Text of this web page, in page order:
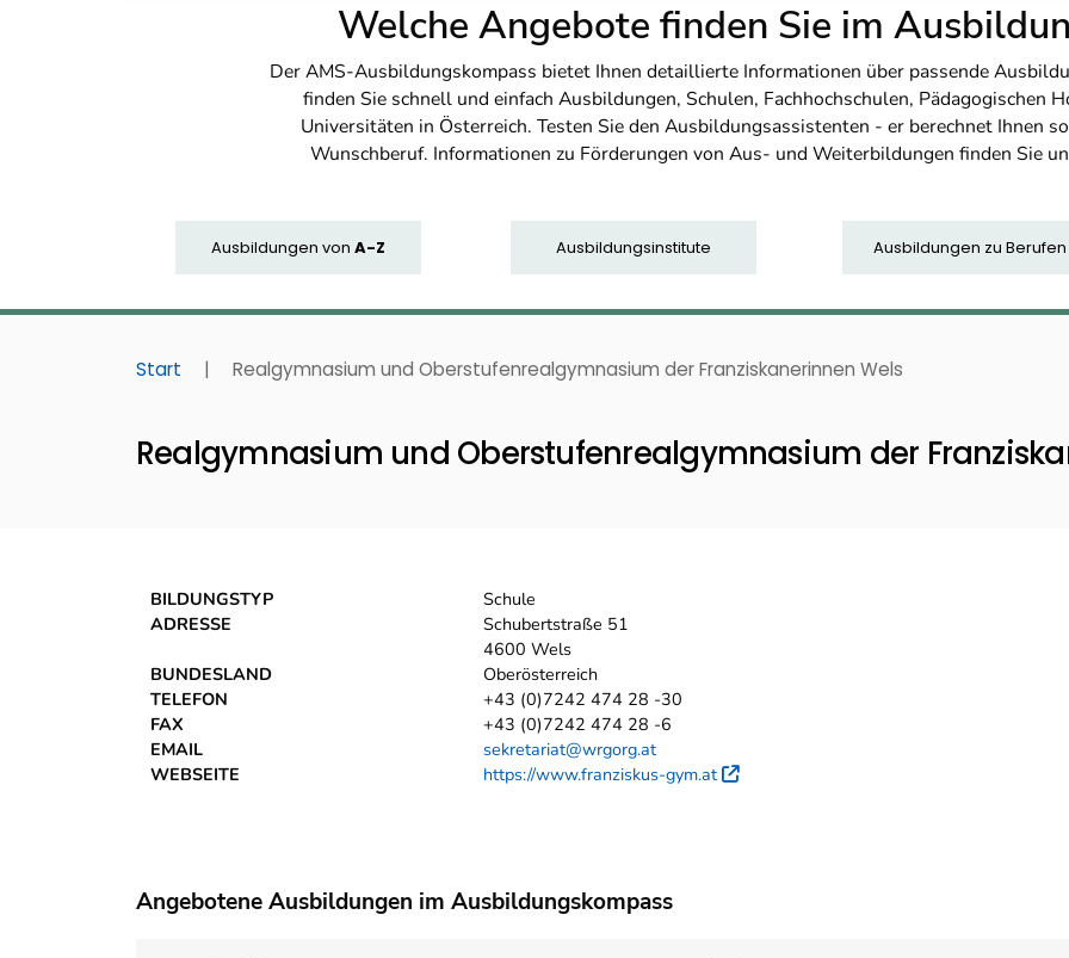
Welche Angebote finden Sie im
Der AMS-Ausbildungskompass bietet Ihnen detaillierte Informationen über passende
finden Sie schnell und einfach Ausbildungen, Schulen, Fachhochschulen, Pädagogischen
Universitäten in Österreich. Testen Sie den Ausbildungsassistenten - er berechnet Ihnen
Wunschberuf. Informationen zu Förderungen von Aus- und Weiterbildungen finden Sie
Ausbildungen von A-Z Ausbildungsinstitute Ausbildungen zu Berufen
Start | Realgymnasium und Oberstufenrealgymnasium der Franziskanerinnen Wels
Realgymnasium und Oberstufenrealgymnasium der
BILDUNGSTYP
Schule
ADRESSE
Schubertstraße 51
4600 Wels
BUNDESLAND
Oberösterreich
TELEFON
+43 (0)7242 474 28 -30
FAX
+43 (0)7242 474 28 -6
EMAIL
sekretariat@wrgorg.at
WEBSEITE
https://www.franziskus-gym.at Externer Link
Angebotene Ausbildungen im Ausbildungskompass